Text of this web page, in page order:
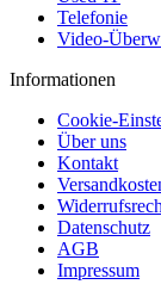
Telefonie
Video-
Informationen
Cookie-
Über uns
Kontakt
Datenschutz
AGB
Impressum